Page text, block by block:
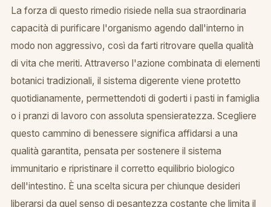
La forza di questo rimedio risiede nella sua straordinaria
capacità di purificare l'organismo agendo dall'interno in
modo non aggressivo, così da farti ritrovare quella qualità
di vita che meriti. Attraverso l'azione combinata di elementi
botanici tradizionali, il sistema digerente viene protetto
quotidianamente, permettendoti di goderti i pasti in famiglia
o i pranzi di lavoro con assoluta spensieratezza. Scegliere
questo cammino di benessere significa affidarsi a una
qualità garantita, pensata per sostenere il sistema
immunitario e ripristinare il corretto equilibrio biologico
dell'intestino. È una scelta sicura per chiunque desideri
liberarsi da quel senso di pesantezza costante che limita il